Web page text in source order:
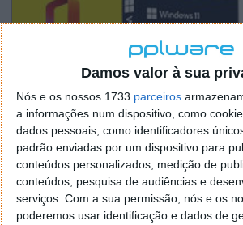
Damos valor à sua
Nós e os nossos 1733 parceiros
a informações num dispositivo, como
dados pessoais, como identificadores
padrão enviadas por um dispositivo para
conteúdos personalizados, medição de
conteúdos, pesquisa de audiências e
serviços. Com a sua permissão, nós e os
poderemos usar identificação e dados de